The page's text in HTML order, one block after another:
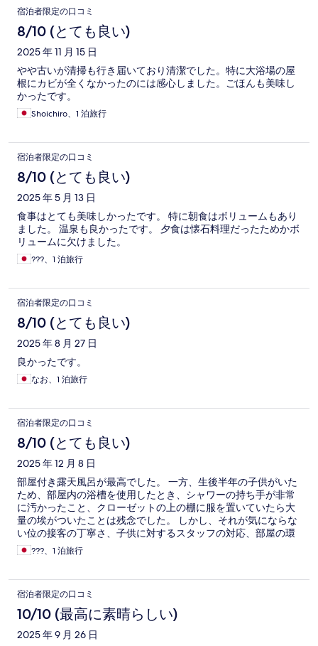
宿泊者限定の口コミ
8/10 (とても良い)
2025 年 11 月 15 日
やや古いが清掃も行き届いており清潔でした。特に大浴場の屋
根にカビが全くなかったのには感心しました。ごほんも美味し
かったです。
Shoichiro、1 泊旅行
宿泊者限定の口コミ
8/10 (とても良い)
2025 年 5 月 13 日
食事はとても美味しかったです。 特に朝食はボリュームもあり
ました。 温泉も良かったです。 夕食は懐石料理だったためかボ
リュームに欠けました。
???、1 泊旅行
宿泊者限定の口コミ
8/10 (とても良い)
2025 年 8 月 27 日
良かったです。
なお、1 泊旅行
宿泊者限定の口コミ
8/10 (とても良い)
2025 年 12 月 8 日
部屋付き露天風呂が最高でした。 一方、生後半年の子供がいた
ため、部屋内の浴槽を使用したとき、シャワーの持ち手が非常
に汚かったこと、クローゼットの上の棚に服を置いていたら大
量の埃がついたことは残念でした。 しかし、それが気にならな
い位の接客の丁寧さ、子供に対するスタッフの対応、部屋の環
境が良かったので、また、利用したいと思ってます。 良い家族
の思い出ができました。ありがとうございます！
???、1 泊旅行
宿泊者限定の口コミ
10/10 (最高に素晴らしい)
2025 年 9 月 26 日